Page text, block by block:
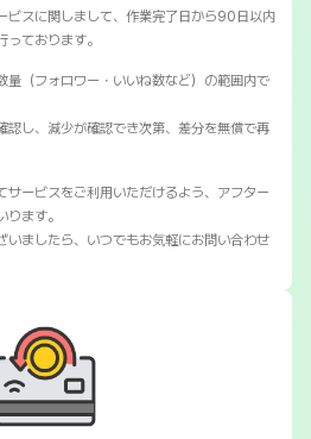
ビスに関しまして、作業完了日から90日以内
ております。
量（フォロワー・いいね数など）の範囲内で
認し、減少が確認でき次第、差分を無償で再
サービスをご利用いただけるよう、アフター
ます。
いましたら、いつでもお気軽にお問い合わせ
SNSマートの返金対応について